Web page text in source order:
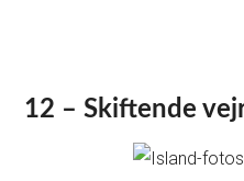
12 – Skiftende